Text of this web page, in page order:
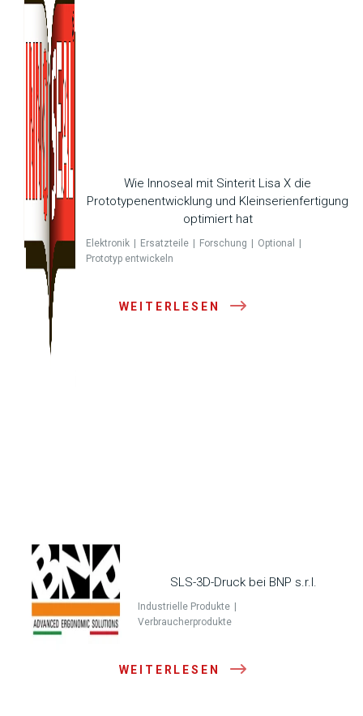
Wie Innoseal mit Sinterit Lisa X die
Prototypenentwicklung und Kleinserienfertigung
optimiert hat
Elektronik Ersatzteile Forschung
Optional
Prototyp entwickeln
WEITERLESEN
SLS-3D-Druck bei BNP s.r.l.
Industrielle Produkte
Verbraucherprodukte
WEITERLESEN